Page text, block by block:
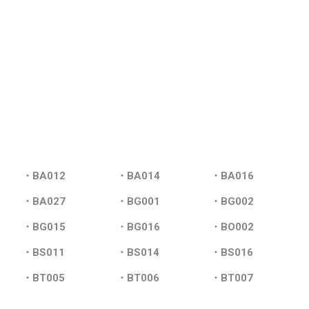
・BA012 ・BA014 ・BA016
・BA027 ・BG001 ・BG002
・BG015 ・BG016 ・BO002
・BS011 ・BS014 ・BS016
・BT005 ・BT006 ・BT007